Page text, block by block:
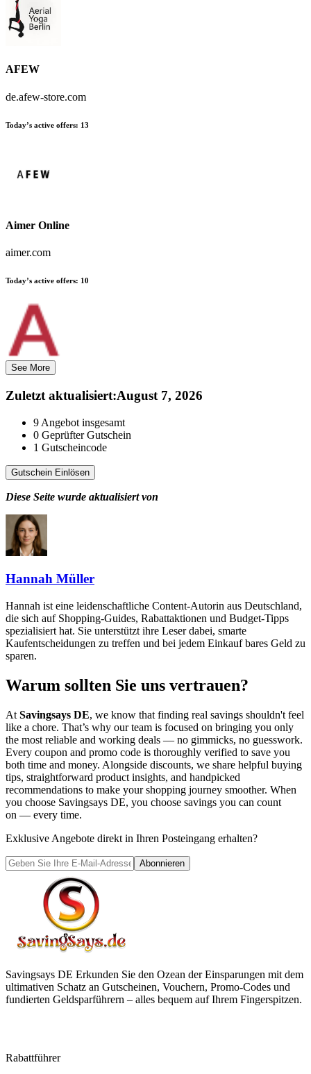
AFEW
de.afew-store.com
Today’s active offers: 13
Aimer Online
aimer.com
Today’s active offers: 10
See More
Zuletzt aktualisiert:August 7, 2026
9 Angebot insgesamt
0 Geprüfter Gutschein
1 Gutscheincode
Gutschein Einlösen
Diese Seite wurde aktualisiert von
Hannah Müller
Hannah ist eine leidenschaftliche Content-Autorin aus Deutschland,
die sich auf Shopping-Guides, Rabattaktionen und Budget-Tipps
spezialisiert hat. Sie unterstützt ihre Leser dabei, smarte
Kaufentscheidungen zu treffen und bei jedem Einkauf bares Geld zu
sparen.
Warum sollten Sie uns vertrauen?
At Savingsays DE, we know that finding real savings shouldn't feel
like a chore. That’s why our team is focused on bringing you only
the most reliable and working deals — no gimmicks, no guesswork.
Every coupon and promo code is thoroughly verified to save you
both time and money. Alongside discounts, we share helpful buying
tips, straightforward product insights, and handpicked
recommendations to make your shopping journey smoother. When
you choose Savingsays DE, you choose savings you can count
on — every time.
Exklusive Angebote direkt in Ihren Posteingang erhalten?
Abonnieren
Savingsays DE Erkunden Sie den Ozean der Einsparungen mit dem
ultimativen Schatz an Gutscheinen, Vouchern, Promo-Codes und
fundierten Geldsparführern – alles bequem auf Ihrem Fingerspitzen.
Rabattführer